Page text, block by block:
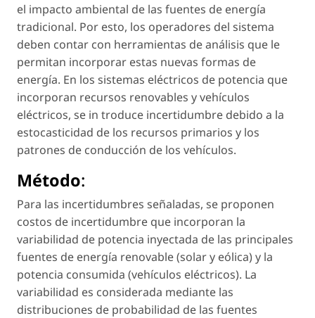
el impacto ambiental de las fuentes de energía
tradicional. Por esto, los operadores del sistema
deben contar con herramientas de análisis que le
permitan incorporar estas nuevas formas de
energía. En los sistemas eléctricos de potencia que
incorporan recursos renovables y vehículos
eléctricos, se in troduce incertidumbre debido a la
estocasticidad de los recursos primarios y los
patrones de conducción de los vehículos.
Método:
Para las incertidumbres señaladas, se proponen
costos de incertidumbre que incorporan la
variabilidad de potencia inyectada de las principales
fuentes de energía renovable (solar y eólica) y la
potencia consumida (vehículos eléctricos). La
variabilidad es considerada mediante las
distribuciones de probabilidad de las fuentes